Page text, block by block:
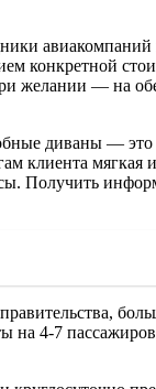
авиакомпаний
конкретной
желании — на
диваны — это
клиента мягкая
Получить
на 4-7